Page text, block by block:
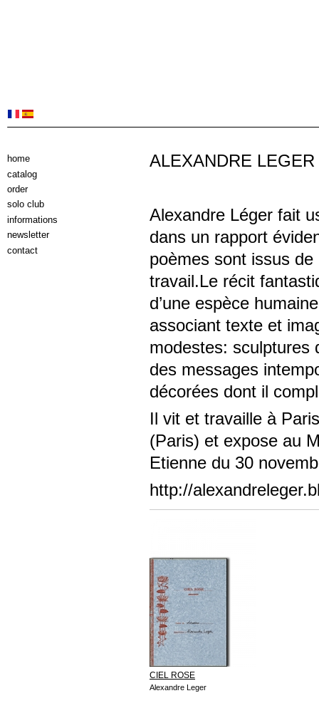
ALEXANDRE LEGER
Alexandre Léger fait
dans un rapport
poèmes sont issus
travail.Le récit
d’une espèce
associant texte et
modestes: sculptures
des messages
décorées dont il
Il vit et travaille à
(Paris) et expose au
Etienne du 30
http://
CIEL ROSE
Alexandre Leger
home
catalog
order
solo club
informations
newsletter
contact